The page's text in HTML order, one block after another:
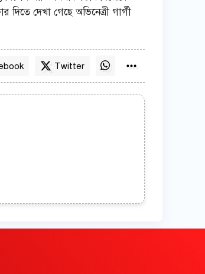
দেখা গেছে অভিনেত্রী গার্গী
Twitter